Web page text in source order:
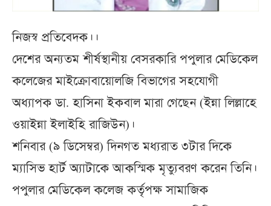
নিজস্ব প্রতিবেদক।।
দেশের অন্যতম শীর্ষস্থানীয় বেসরকারি পপুলার মেডিকেল
কলেজের মাইক্রোবায়োলজি বিভাগের সহযোগী
অধ্যাপক ডা. হাসিনা ইকবাল মারা গেছেন (ইন্না লিল্লাহে
ওয়াইন্না ইলাইহি রাজিউন)।
শনিবার (৯ ডিসেম্বর) দিনগত মধ্যরাত ৩টার দিকে
ম্যাসিভ হার্ট অ্যাটাকে আকস্মিক মৃত্যুবরণ করেন তিনি।
পপুলার মেডিকেল কলেজ কর্তৃপক্ষ সামাজিক